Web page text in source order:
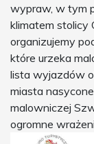
wypraw, w tym
klimatem stolicy
organizujemy
które urzeka
lista wyjazdów
miasta
malowniczej
ogromne